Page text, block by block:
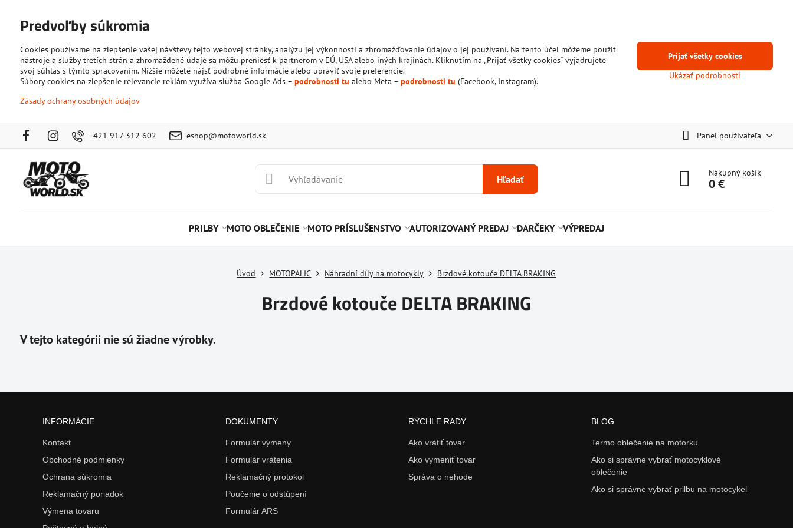
+421 917 312 602 eshop@motoworld.sk Panel používateľa
Hľadať
Nákupný košík
0 €
PRILBY MOTO OBLEČENIE MOTO PRÍSLUŠENSTVO AUTORIZOVANÝ PREDAJ DARČEKY VÝPREDAJ
Úvod MOTOPALIC Náhradní díly na motocykly Brzdové kotouče DELTA BRAKING
Brzdové kotouče DELTA BRAKING
INFORMÁCIE
Kontakt
Obchodné podmienky
Ochrana súkromia
Reklamačný poriadok
Výmena tovaru
DOKUMENTY
Formulár výmeny
Formulár vrátenia
Reklamačný protokol
Poučenie o odstúpení
Formulár ARS
RÝCHLE RADY
Ako vrátiť tovar
Ako vymeniť tovar
Správa o nehode
BLOG
Termo oblečenie na motorku
Ako si správne vybrať motocyklové
oblečenie
Ako si správne vybrať prilbu na motocykel
Predvoľby súkromia
Cookies používame na zlepšenie vašej návštevy tejto webovej stránky, analýzu jej výkonnosti a zhromažďovanie údajov o jej používaní. Na tento účel môžeme použiť
nástroje a služby tretích strán a zhromaždené údaje sa môžu preniesť k partnerom v EÚ, USA alebo iných krajinách. Kliknutím na „Prijať všetky cookies“ vyjadrujete
svoj súhlas s týmto spracovaním. Nižšie môžete nájsť podrobné informácie alebo upraviť svoje preferencie.
Súbory cookies na zlepšenie relevancie reklám využíva služba Google Ads – podrobnosti tu alebo Meta – podrobnosti tu (Facebook, Instagram).
Zásady ochrany osobných údajov
Ukázať podrobnosti
Prijať všetky cookies